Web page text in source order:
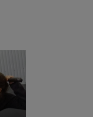
TRE-kurssilla
/ p.0400
-taidehalli, osoite
TRE® ohjaaja